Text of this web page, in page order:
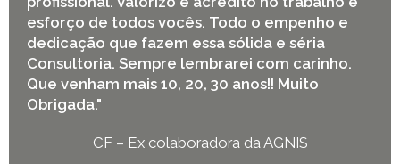
esforço de todos vocês. Todo o empenho e
dedicação que fazem essa sólida e séria
Consultoria. Sempre lembrarei com carinho.
Que venham mais 10, 20, 30 anos!! Muito
Obrigada."
CF – Ex colaboradora da AGNIS